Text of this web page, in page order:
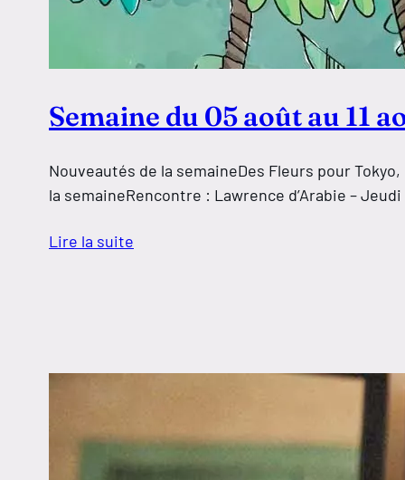
Semaine du 05 août au 11
Nouveautés de la semaineDes Fleurs pour
la semaineRencontre : Lawrence d’Arabie – Jeudi
Lire la suite